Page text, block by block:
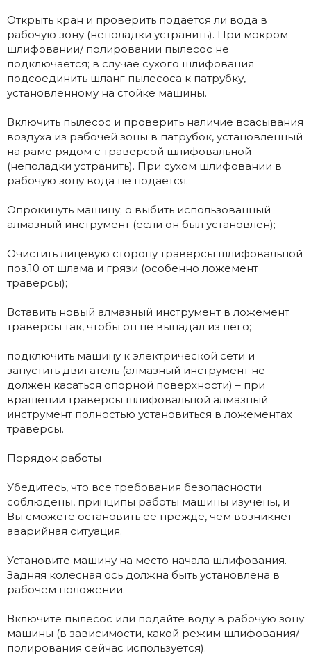
Открыть кран и проверить подается ли вода в
рабочую зону (неполадки устранить). При мокром
шлифовании/ полировании пылесос не
подключается; в случае сухого шлифования
подсоединить шланг пылесоса к патрубку,
установленному на стойке машины.
Включить пылесос и проверить наличие всасывания
воздуха из рабочей зоны в патрубок, установленный
на раме рядом с траверсой шлифовальной
(неполадки устранить). При сухом шлифовании в
рабочую зону вода не подается.
Опрокинуть машину; o выбить использованный
алмазный инструмент (если он был установлен);
Очистить лицевую сторону траверсы шлифовальной
поз.10 от шлама и грязи (особенно ложемент
траверсы);
Вставить новый алмазный инструмент в ложемент
траверсы так, чтобы он не выпадал из него;
подключить машину к электрической сети и
запустить двигатель (алмазный инструмент не
должен касаться опорной поверхности) – при
вращении траверсы шлифовальной алмазный
инструмент полностью установиться в ложементах
траверсы.
Порядок работы
Убедитесь, что все требования безопасности
соблюдены, принципы работы машины изучены, и
Вы сможете остановить ее прежде, чем возникнет
аварийная ситуация.
Установите машину на место начала шлифования.
Задняя колесная ось должна быть установлена в
рабочем положении.
Включите пылесос или подайте воду в рабочую зону
машины (в зависимости, какой режим шлифования/
полирования сейчас используется).